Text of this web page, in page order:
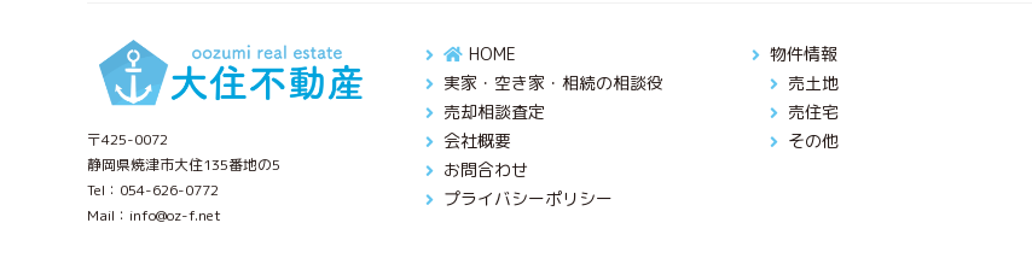
〒425-0072
静岡県焼津市大住135番地の5
Tel： 054-626-0772
Mail：info@oz-f.net
HOME
実家・空き家・相続の相談役
売却相談査定
会社概要
お問合わせ
プライバシーポリシー
物件情報
売土地
売住宅
その他